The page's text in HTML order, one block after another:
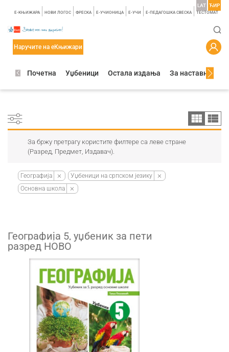
E-КЊИЖАРА НОВИ ЛОГОС ФРЕСКА E-УЧИОНИЦА E-УЧИ Е-ПЕДАГОШКА СВЕСКА TЕСТОМАТ
LAT ЋИР
Наручите на еКњижари
Почетна Уџбеници Остала издања За наставнике
За бржу претрагу користите филтере са леве стране
(Разред, Предмет, Издавач).
Географија
Уџбеници на српском језику
Основна школа
Географија 5, уџбеник за пети
разред НОВО